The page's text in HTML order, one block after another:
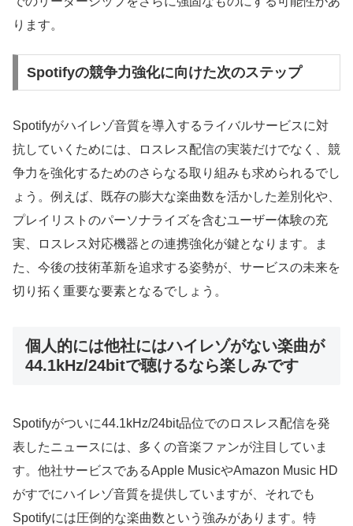
ります。
Spotifyの競争力強化に向けた次のステップ
Spotifyがハイレゾ音質を導入するライバルサービスに対
抗していくためには、ロスレス配信の実装だけでなく、競
争力を強化するためのさらなる取り組みも求められるでし
ょう。例えば、既存の膨大な楽曲数を活かした差別化や、
プレイリストのパーソナライズを含むユーザー体験の充
実、ロスレス対応機器との連携強化が鍵となります。ま
た、今後の技術革新を追求する姿勢が、サービスの未来を
切り拓く重要な要素となるでしょう。
個人的には他社にはハイレゾがない楽曲が
44.1kHz/24bitで聴けるなら楽しみです
Spotifyがついに44.1kHz/24bit品位でのロスレス配信を発
表したニュースには、多くの音楽ファンが注目していま
す。他社サービスであるApple MusicやAmazon Music HD
がすでにハイレゾ音質を提供していますが、それでも
Spotifyには圧倒的な楽曲数という強みがあります。特